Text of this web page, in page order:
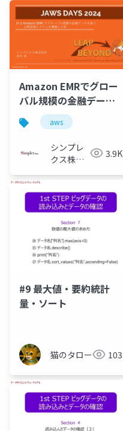
世話人]
Amazon EMRでグロー
バル規模の金融データ
を扱う分散処理システ
ムを構築した話
aws
シンプレ
クス株式
3.9K
#9 最大値・要約統計
量・ソート
猫のタロー 103